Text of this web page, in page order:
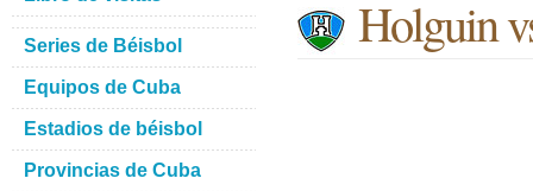
Holguin
Series de Béisbol
Equipos de Cuba
Estadios de béisbol
Provincias de Cuba